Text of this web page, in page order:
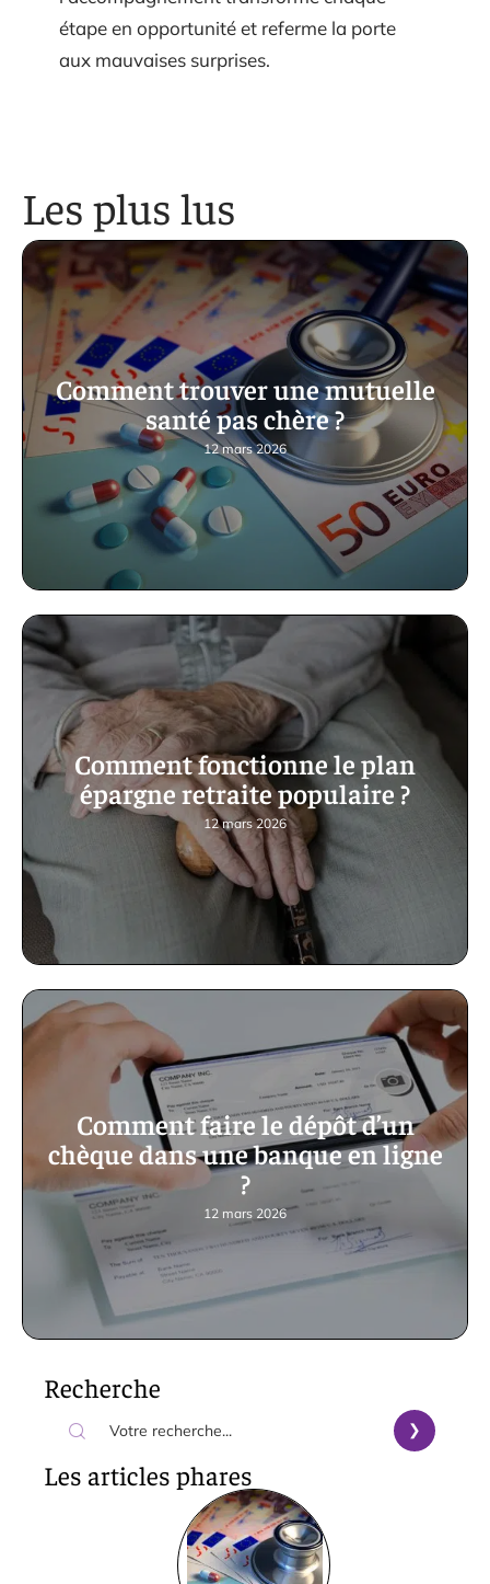
étape en opportunité et referme la porte
aux mauvaises surprises.
Les plus lus
Comment trouver une mutuelle
santé pas chère ?
12 mars 2026
Comment fonctionne le plan
épargne retraite populaire ?
12 mars 2026
Comment faire le dépôt d’un
chèque dans une banque en ligne
?
12 mars 2026
Recherche
Les articles phares